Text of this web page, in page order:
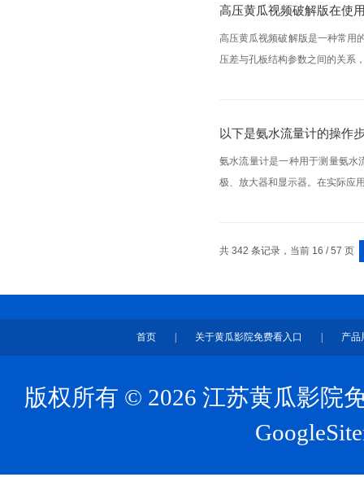
高压黄瓜视频破解版在使
高压黄瓜视频破解版是一种常用
压差与孔板结构参数之间的关系
以下是氨水流量计的操作
氨水流量计是一种用于测量氨水
极、放大器和显示器。在实际应
共 342 条记录，当前 16 / 57 页
首页 关于黄瓜影院免费看入口 产品
版权所有 © 2026 江苏黄瓜影院